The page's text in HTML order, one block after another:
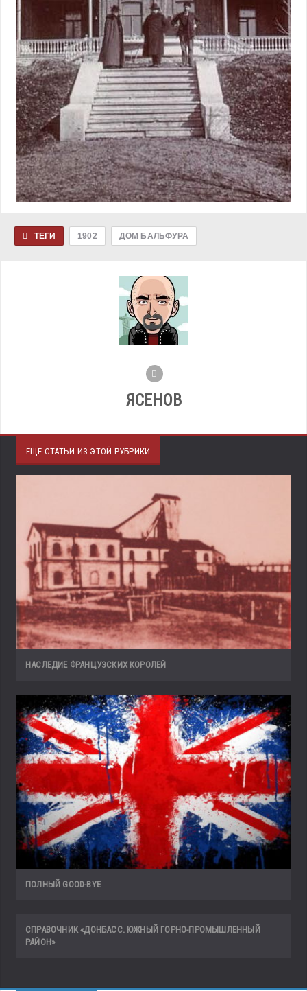
ТЕГИ 1902 ДОМ БАЛЬФУРА
ЯСЕНОВ
ЕЩЁ СТАТЬИ ИЗ ЭТОЙ РУБРИКИ
НАСЛЕДИЕ ФРАНЦУЗСКИХ КОРОЛЕЙ
ПОЛНЫЙ GOOD-BYE
СПРАВОЧНИК «ДОНБАСС. ЮЖНЫЙ ГОРНО-ПРОМЫШЛЕННЫЙ
РАЙОН»